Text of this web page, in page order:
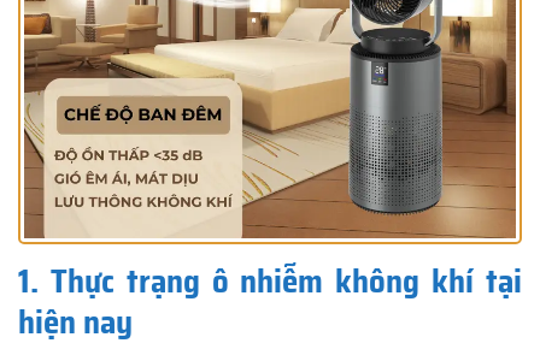
1. Thực trạng ô nhiễm không khí tại
hiện nay